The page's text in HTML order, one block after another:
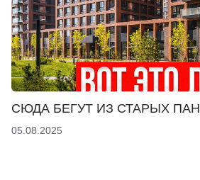
СЮДА БЕГУТ ИЗ СТАРЫХ
05.08.2025